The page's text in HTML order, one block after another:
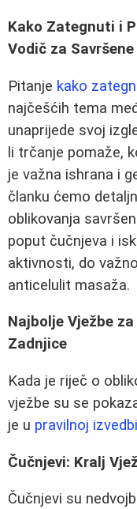
Kako Zategnuti i
Vodič za
Pitanje kako
najčešćih tema
unaprijede svoj
li trčanje pomaže,
je važna ishrana i
članku ćemo
oblikovanja
poput čučnjeva i
aktivnosti, do
anticelulit masaža.
Najbolje Vježbe
Zadnjice
Kada je riječ o
vježbe su se
je u pravilnoj
Čučnjevi: Kralj
Čučnjevi su